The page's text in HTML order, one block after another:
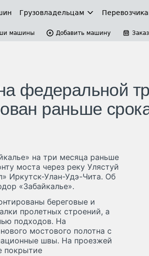
Грузовладельцам
машины Добавить машину
федеральной
раньше
на три месяца раньше
моста через реку Улястуй
Иркутск-Улан-Удэ-Чита. Об
«Забайкалье».
береговые и
пролетных строений, а
подходов. На
мостового полотна с
швы. На проезжей
покрытие